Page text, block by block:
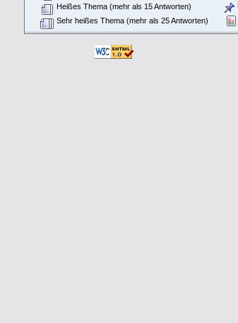
Heißes Thema (mehr als 15 Antworten)
Sehr heißes Thema (mehr als 25 Antworten)